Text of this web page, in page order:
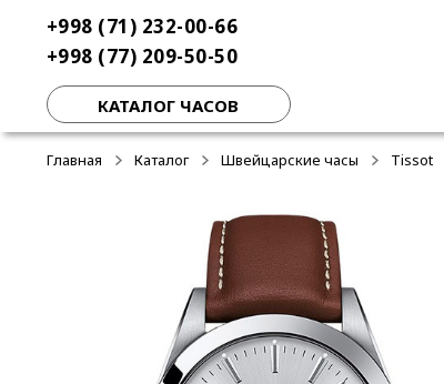
навигации
содержимому
+998 (71) 232-00-66
+998 (77) 209-50-50
КАТАЛОГ ЧАСОВ
Главная Каталог Швейцарские часы Tissot
-50%